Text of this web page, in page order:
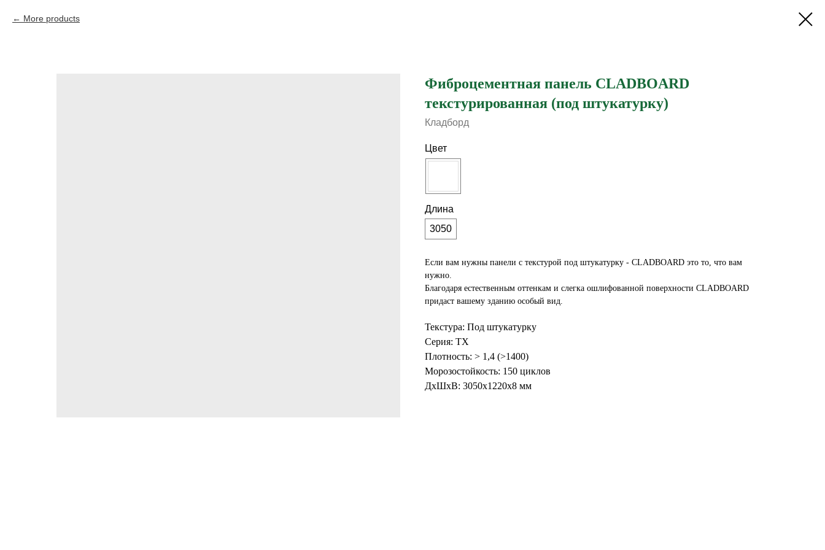
More products
Фиброцементная панель CLADBOARD
текстурированная (под штукатурку)
Кладборд
Цвет
Длинa
3050
Если вам нужны панели с текстурой под штукатурку - CLADBOARD это то, что вам
нужно.
Благодаря естественным оттенкам и слегка ошлифованной поверхности CLADBOARD
придаст вашему зданию особый вид.
Текстура: Под штукатурку
Серия: TX
Плотность: > 1,4 (>1400)
Морозостойкость: 150 циклов
ДxШxВ: 3050x1220x8 мм